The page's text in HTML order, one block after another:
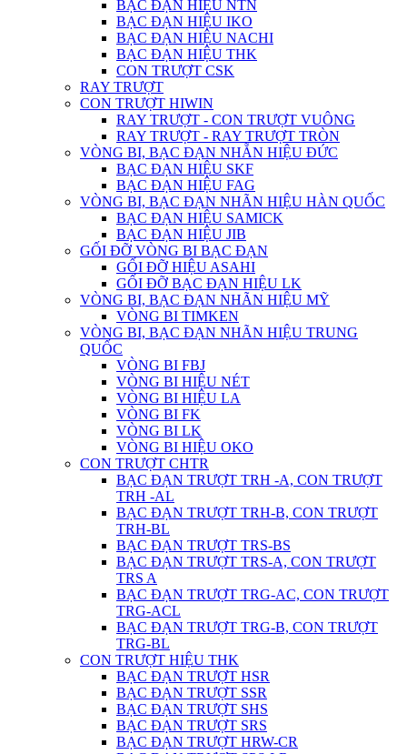
BẠC ĐẠN HIỆU NTN
BẠC ĐẠN HIỆU IKO
BẠC ĐẠN HIỆU NACHI
BẠC ĐẠN HIỆU THK
CON TRƯỢT CSK
RAY TRƯỢT
CON TRƯỢT HIWIN
RAY TRƯỢT - CON TRƯỢT VUÔNG
RAY TRƯỢT - RAY TRƯỢT TRÒN
VÒNG BI, BẠC ĐẠN NHẴN HIỆU ĐỨC
BẠC ĐẠN HIỆU SKF
BẠC ĐẠN HIỆU FAG
VÒNG BI, BẠC ĐẠN NHÃN HIỆU HÀN QUỐC
BẠC ĐẠN HIỆU SAMICK
BẠC ĐẠN HIỆU JIB
GỐI ĐỠ VÒNG BI BẠC ĐẠN
GỐI ĐỠ HIỆU ASAHI
GỐI ĐỠ BẠC ĐẠN HIỆU LK
VÒNG BI, BẠC ĐẠN NHÃN HIỆU MỸ
VÒNG BI TIMKEN
VÒNG BI, BẠC ĐẠN NHÃN HIỆU TRUNG
QUỐC
VÒNG BI FBJ
VÒNG BI HIỆU NÉT
VÒNG BI HIỆU LA
VÒNG BI FK
VÒNG BI LK
VÒNG BI HIỆU OKO
CON TRƯỢT CHTR
BẠC ĐẠN TRƯỢT TRH -A, CON TRƯỢT
TRH -AL
BẠC ĐẠN TRƯỢT TRH-B, CON TRƯỢT
TRH-BL
BẠC ĐẠN TRƯỢT TRS-BS
BẠC ĐẠN TRƯỢT TRS-A, CON TRƯỢT
TRS A
BẠC ĐẠN TRƯỢT TRG-AC, CON TRƯỢT
TRG-ACL
BẠC ĐẠN TRƯỢT TRG-B, CON TRƯỢT
TRG-BL
CON TRƯỢT HIỆU THK
BẠC ĐẠN TRƯỢT HSR
BẠC ĐẠN TRƯỢT SSR
BẠC ĐẠN TRƯỢT SHS
BẠC ĐẠN TRƯỢT SRS
BẠC ĐẠN TRƯỢT HRW-CR